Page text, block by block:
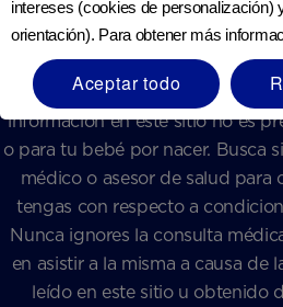
y fechas predictivas y otros
de información general
considerados como consejos
diagnósticos o tratamientos
información en este sitio no es
o para tu bebé por nacer. Busca
médico o asesor de salud para
tengas con respecto a
Nunca ignores la consulta
en asistir a la misma a causa de
leído en este sitio u obtenido
intereses (cookies de personalización)
orientación). Para obtener más
Aceptar todo